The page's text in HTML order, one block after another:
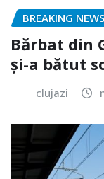
BREAKING NEWS
Bărbat din
și-a bătut
clujazi